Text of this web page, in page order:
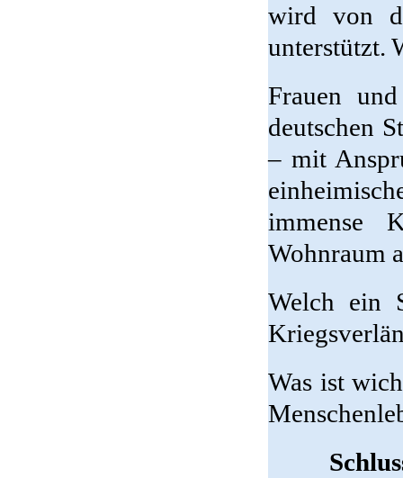
wird von
unterstützt.
Frauen
deutschen
– mit
immense
Wohnraum
Welch ein
Was ist